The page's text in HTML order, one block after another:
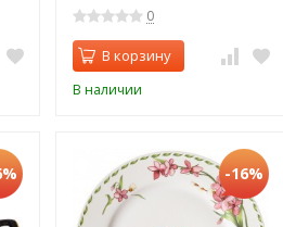
0
В корзину
В наличии
-16%